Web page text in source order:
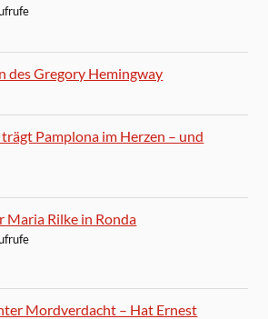
des Gregory Hemingway
Pamplona im Herzen – und
Maria Rilke in Ronda
Mordverdacht – Hat Ernest